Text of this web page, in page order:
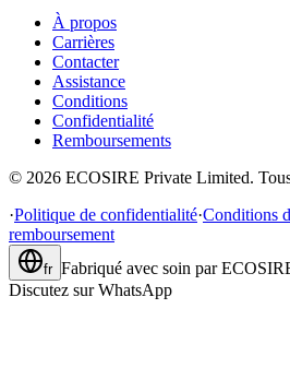
À propos
Carrières
Contacter
Assistance
Conditions
Confidentialité
Remboursements
© 2026 ECOSIRE Private Limited.
·Politique de confidentialité·Conditions
remboursement
fr Fabriqué avec soin par
Discutez sur WhatsApp